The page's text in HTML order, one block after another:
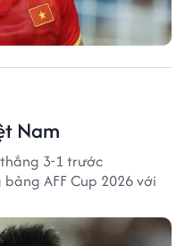
Nam
3-1 trước
AFF Cup 2026 với